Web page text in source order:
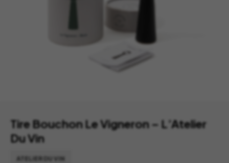
Tire Bouchon Le Vigneron – L’Atelier
Du Vin
ATELIER DU VIN